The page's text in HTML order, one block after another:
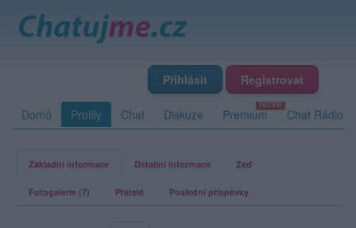
Přihlásit Registrovat
Domů Profily Chat Diskuze Premium Chat Rádio
Základní informace Detailní informace Zeď
Fotogalerie (7) Přátelé Poslední příspěvky